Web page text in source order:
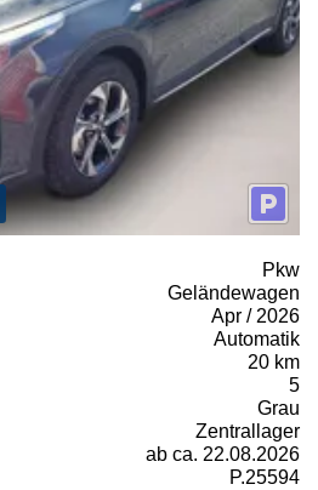
Pkw
Geländewagen
Apr / 2026
Automatik
20 km
5
Grau
Zentrallager
ab ca. 22.08.2026
P.25594